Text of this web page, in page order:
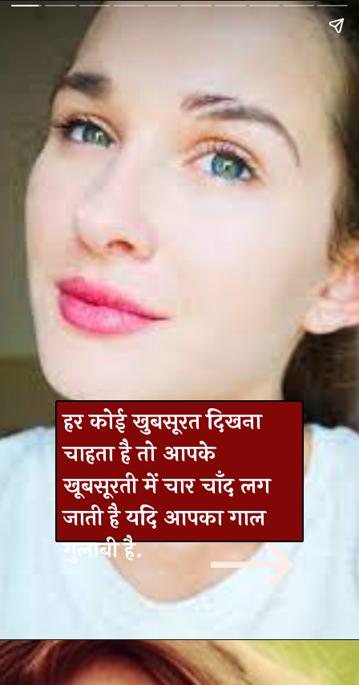
हर कोई खुबसूरत दिखना
चाहता है तो आपके
खूबसूरती में चार चाँद लग
जाती है यदि आपका गाल
गुलाबी है.